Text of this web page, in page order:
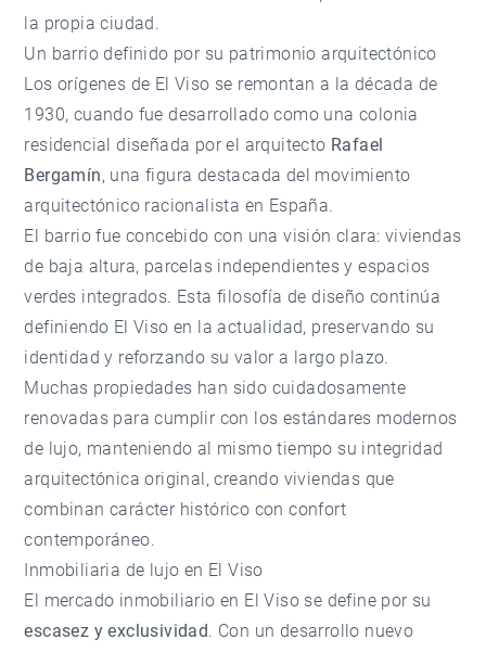
la propia ciudad.
Un barrio definido por su patrimonio arquitectónico
Los orígenes de El Viso se remontan a la década de
1930, cuando fue desarrollado como una colonia
residencial diseñada por el arquitecto Rafael
Bergamín, una figura destacada del movimiento
arquitectónico racionalista en España.
El barrio fue concebido con una visión clara: viviendas
de baja altura, parcelas independientes y espacios
verdes integrados. Esta filosofía de diseño continúa
definiendo El Viso en la actualidad, preservando su
identidad y reforzando su valor a largo plazo.
Muchas propiedades han sido cuidadosamente
renovadas para cumplir con los estándares modernos
de lujo, manteniendo al mismo tiempo su integridad
arquitectónica original, creando viviendas que
combinan carácter histórico con confort
contemporáneo.
Inmobiliaria de lujo en El Viso
El mercado inmobiliario en El Viso se define por su
escasez y exclusividad. Con un desarrollo nuevo